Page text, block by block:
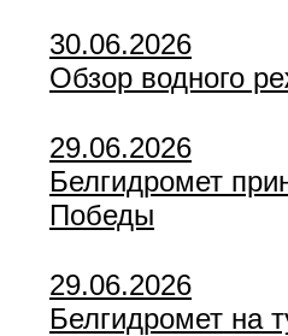
30.06.2026
Обзор водного
29.06.2026
Белгидромет
Победы
29.06.2026
Белгидромет на